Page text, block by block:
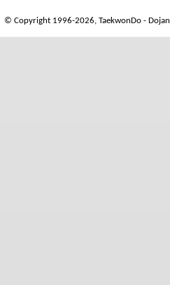
© Copyright 1996-2026, TaekwonDo -